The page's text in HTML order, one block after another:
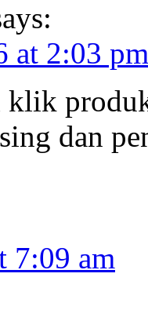
at 2:03 pm
dan
7:09 am